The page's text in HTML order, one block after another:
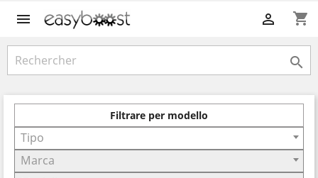
 shopping_cart


Filtrare per modello
Tipo
Marca